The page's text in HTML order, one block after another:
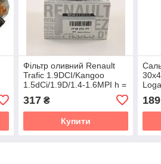
Фільтр оливний Renault
Trafic 1.9DCI/Kangoo
1.5dCi/1.9D/1.4-1.6MPI h =
7700274177
317₴
Купити
19
189